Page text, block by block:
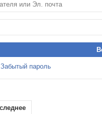
Забытый пароль